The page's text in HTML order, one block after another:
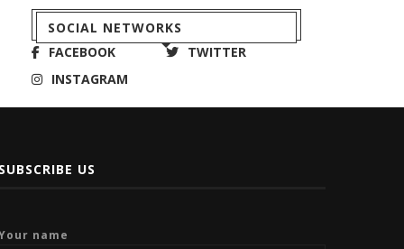
SOCIAL NETWORKS
FACEBOOK
TWITTER
INSTAGRAM
US
name